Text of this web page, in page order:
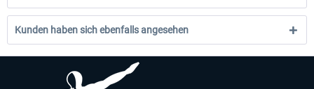
Kunden haben sich ebenfalls angesehen